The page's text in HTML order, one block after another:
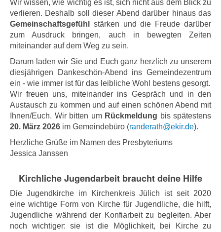
Wir wissen, wie wichtig es ist, sich nicht aus dem Blick zu
verlieren. Deshalb soll dieser Abend darüber hinaus das
Gemeinschaftsgefühl
stärken und die Freude darüber
zum Ausdruck bringen, auch in bewegten Zeiten
miteinander auf dem Weg zu sein.
Darum laden wir Sie und Euch ganz herzlich zu unserem
diesjährigen Dankeschön-Abend ins Gemeindezentrum
ein - wie immer ist für das leibliche Wohl bestens gesorgt.
Wir freuen uns, miteinander ins Gespräch und in den
Austausch zu kommen und auf einen schönen Abend mit
Ihnen/Euch. Wir bitten um Rückmeldung bis spätestens
20. März 2026 im Gemeindebüro (randerath@ekir.de).
Herzliche Grüße im Namen des Presbyteriums
Jessica Janssen
Kirchliche Jugendarbeit braucht deine Hilfe
Die Jugendkirche im Kirchenkreis Jülich ist seit 2020
eine wichtige Form von Kirche für Jugendliche, die hilft,
Jugendliche während der Konfiarbeit zu begleiten. Aber
noch wichtiger: sie ist die Möglichkeit, bei Kirche zu